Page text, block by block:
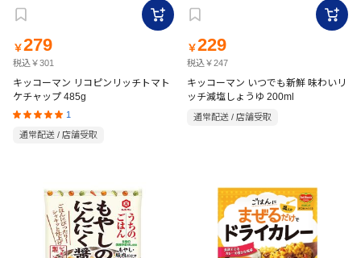
￥279
税込￥301
キッコーマン リコピンリッチトマト
ケチャップ 485g
1
通常配送 / 店舗受取
￥229
税込￥247
キッコーマン いつでも新鮮 味わいリ
ッチ減塩しょうゆ 200ml
通常配送 / 店舗受取